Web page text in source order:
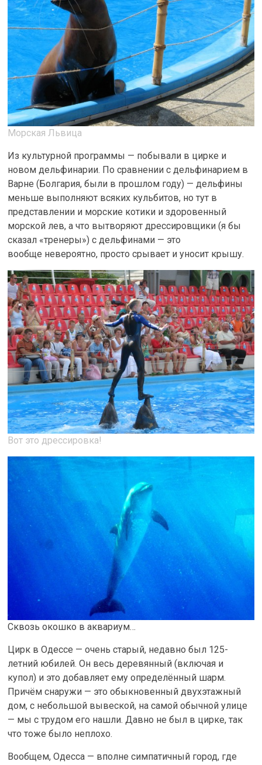
Морская Львица
Из культурной программы — побывали в цирке и
новом дельфинарии. По сравнении с дельфинарием в
Варне (Болгария, были в прошлом году) — дельфины
меньше выполняют всяких кульбитов, но тут в
представлении и морские котики и здоровенный
морской лев, а что вытворяют дрессировщики (я бы
сказал «тренеры») с дельфинами — это
вообще невероятно, просто срывает и уносит крышу.
Вот это дрессировка!
Сквозь окошко в аквариум…
Цирк в Одессе — очень старый, недавно был 125-
летний юбилей. Он весь деревянный (включая и
купол) и это добавляет ему определённый шарм.
Причём снаружи — это обыкновенный двухэтажный
дом, с небольшой вывеской, на самой обычной улице
— мы с трудом его нашли. Давно не был в цирке, так
что тоже было неплохо.
Вообщем, Одесса — вполне симпатичный город, где